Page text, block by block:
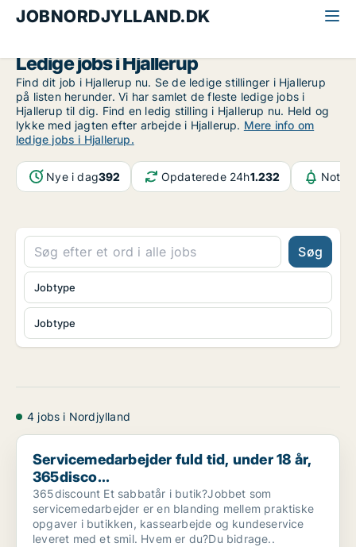
JOBNORDJYLLAND.DK
Ledige jobs i Hjallerup
Find dit job i Hjallerup nu. Se de ledige stillinger i Hjallerup
på listen herunder. Vi har samlet de fleste ledige jobs i
Hjallerup til dig. Find en ledig stilling i Hjallerup nu. Held og
lykke med jagten efter arbejde i Hjallerup. Mere info om
ledige jobs i Hjallerup.
Nye i dag392 Opdaterede 24h1.232
Søg
Jobtype
Jobtype
4 jobs i Nordjylland
Servicemedarbejder fuld tid, under 18 år, 365disco...
Servicemedarbejder fuld tid, under 18 år,
365disco...
365discount Et sabbatår i butik?Jobbet som
servicemedarbejder er en blanding mellem praktiske
opgaver i butikken, kassearbejde og kundeservice
leveret med et smil. Hvem er du?Du bidrage..